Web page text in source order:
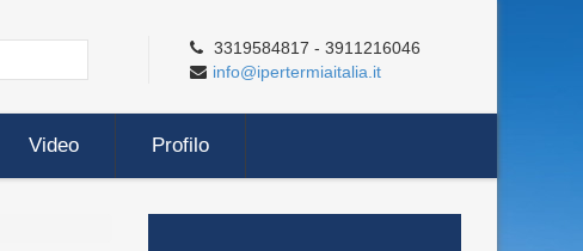
3319584817 - 3911216046
info@ipertermiaitalia.it
Video Profilo